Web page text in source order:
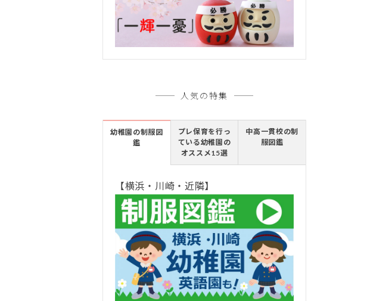
人気の特集
幼稚園の制服図
鑑
プレ保育を行っ
ている幼稚園の
オススメ15選
中高一貫校の制
服図鑑
【横浜・川崎・近隣】